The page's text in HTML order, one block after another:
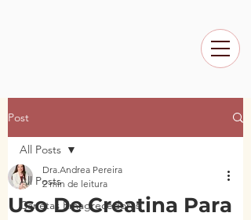
Post
All Posts
Canetas Emagrecedoras
All Posts
Uso De Creatina Para
Dra.Andrea Pereira
2 min de leitura